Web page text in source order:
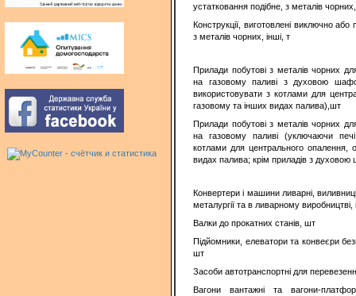
устатковання подібне, з металів
Конструкції, виготовлені виключно
з металів чорних, інші, т
Прилади побутові з металів чорних для
на газовому паливі з духовою
використовувати з котлами для
газовому та інших видах палива),шт
Прилади побутові з металів чорних для
на газовому паливі (уключаючи
котлами для центрального опалення,
видах палива; крім приладів з
Конвертери і машини ливарні,
металургії та в ливарному
Валки до прокатних станів, шт
Підйомники, елеватори та конвеєри
шт
Засоби автотранспортні для
Вагони вантажні та вагони-